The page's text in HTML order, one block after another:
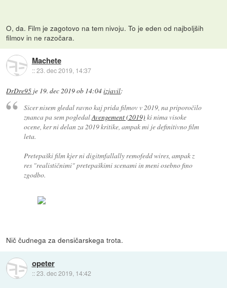
O, da. Film je zagotovo na tem nivoju. To je eden od najboljših
filmov in ne razočara.
Machete
::23. dec 2019, 14:37
DrDre95 je 19. dec 2019 ob 14:04izjavil:
Sicer nisem gledal ravno kaj prida filmov v 2019, na priporočilo
znanca pa sem pogledalAvengement (2019) ki nima visoke
ocene, ker ni delan za 2019 kritike, ampak mi je definitivno film
leta.
Pretepaški film kjer ni digitmfallally remofedd wires, ampak z
res "realističnimi" pretepaškimi scenami in meni osebno fino
zgodbo.
Nič čudnega za densičarskega trota.
opeter
::23. dec 2019, 14:42